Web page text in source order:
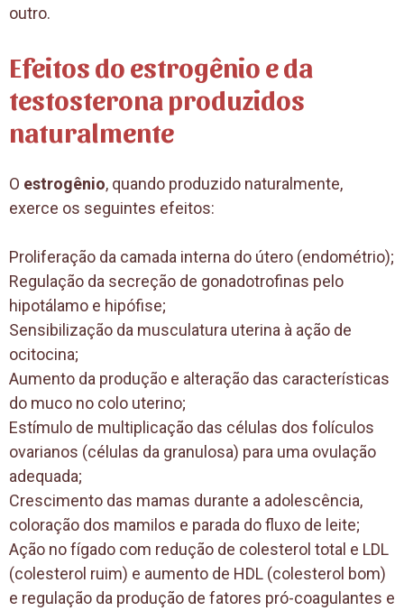
outro.
Efeitos do estrogênio e da
testosterona produzidos
naturalmente
O estrogênio, quando produzido naturalmente,
exerce os seguintes efeitos:
Proliferação da camada interna do útero (endométrio);
Regulação da secreção de gonadotrofinas pelo
hipotálamo e hipófise;
Sensibilização da musculatura uterina à ação de
ocitocina;
Aumento da produção e alteração das características
do muco no colo uterino;
Estímulo de multiplicação das células dos folículos
ovarianos (células da granulosa) para uma ovulação
adequada;
Crescimento das mamas durante a adolescência,
coloração dos mamilos e parada do fluxo de leite;
Ação no fígado com redução de colesterol total e LDL
(colesterol ruim) e aumento de HDL (colesterol bom)
e regulação da produção de fatores pró-coagulantes e